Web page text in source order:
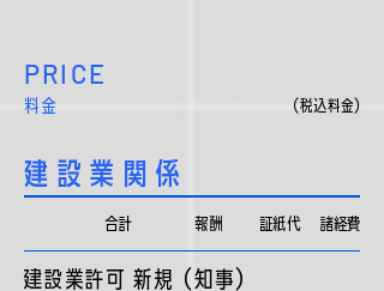
PRICE
料金 （税込料金）
建設業関係
合計 ​報酬 証紙代 ​諸経費
建設業許可 新規（知事）